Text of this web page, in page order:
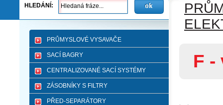
HLEDÁNÍ:
PRŮMYSLOVÉ VYSAVAČE
SACÍ BAGRY
CENTRALIZOVANÉ SACÍ SYSTÉMY
ZÁSOBNÍKY S FILTRY
PŘED-SEPARÁTORY
F -